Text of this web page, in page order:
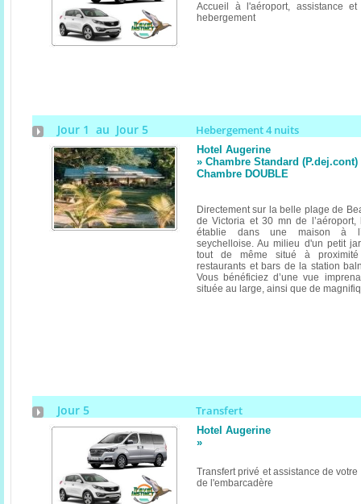
Accueil à l'aéroport, assistance
hebergement
Jour 1 au Jour 5 Hebergement 4 nuits
Hotel Augerine
» Chambre Standard
Chambre DOUBLE
Directement sur la belle plage de
de Victoria et 30 mn de
établie dans une maison à
seychelloise. Au milieu d'un petit
tout de même situé à proximité
restaurants et bars de la station
Vous bénéficiez d’une vue
située au large, ainsi que de
Jour 5 Transfert
Hotel Augerine
»
Transfert privé et assistance de
de l'embarcadère